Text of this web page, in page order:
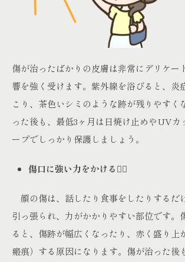
傷が治ったばかりの皮膚は非常にデリケー
響を強く受けます。紫外線を浴びると、炎
こり、茶色いシミのような跡が残りやすく
った後も、最低3ヶ月は日焼け止めやUVカ
ープでしっかり保護しましょう。
傷口に強い力をかける🙅‍♀️
顔の傷は、話したり食事をしたりするだ
引っ張られ、力がかかりやすい部位です。
ると、傷跡が幅広くなったり、赤く盛り上
瘢痕）する原因になります。傷が治った後